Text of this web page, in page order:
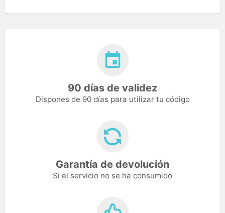
90 días de validez
Dispones de 90 días para utilizar tu código
Garantía de devolución
Si el servicio no se ha consumido